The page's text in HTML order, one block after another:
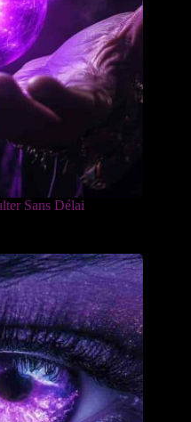
Sans Délai